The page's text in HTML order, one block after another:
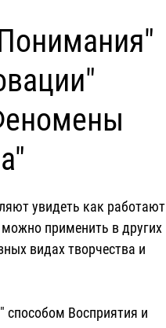
увидеть как работают
применить в других
видах творчества и